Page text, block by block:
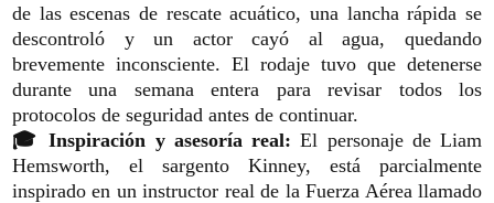
de las escenas de rescate acuático, una lancha rápida se
descontroló y un actor cayó al agua, quedando
brevemente inconsciente. El rodaje tuvo que detenerse
durante una semana entera para revisar todos los
protocolos de seguridad antes de continuar.
🎓 Inspiración y asesoría real: El personaje de Liam
Hemsworth, el sargento Kinney, está parcialmente
inspirado en un instructor real de la Fuerza Aérea llamado